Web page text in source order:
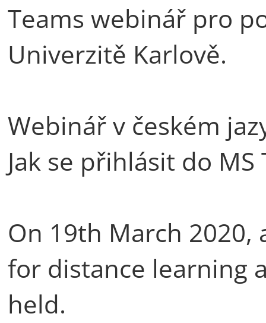
Teams webinář pro
Univerzitě Karlově.
Webinář v českém
Jak se přihlásit do
On 19th March 2020,
for distance learning
held.